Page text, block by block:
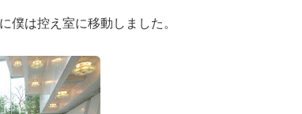
僕は控え室に移動しました。